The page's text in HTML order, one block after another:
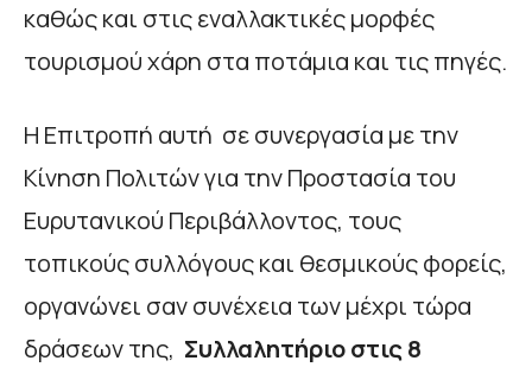
καθώς και στις εναλλακτικές μορφές
τουρισμού χάρη στα ποτάμια και τις πηγές.
Η Επιτροπή αυτή σε συνεργασία με την
Κίνηση Πολιτών για την Προστασία του
Ευρυτανικού Περιβάλλοντος, τους
τοπικούς συλλόγους και θεσμικούς φορείς,
οργανώνει σαν συνέχεια των μέχρι τώρα
δράσεων της, Συλλαλητήριο στις 8